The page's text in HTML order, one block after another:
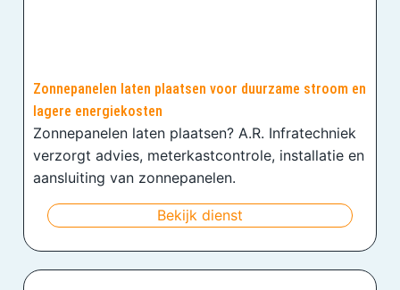
Zonnepanelen laten plaatsen voor duurzame stroom en
lagere energiekosten
Zonnepanelen laten plaatsen? A.R. Infratechniek
verzorgt advies, meterkastcontrole, installatie en
aansluiting van zonnepanelen.
Bekijk dienst